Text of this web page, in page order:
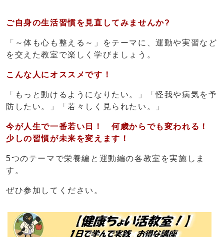
ご自身の生活習慣を見直してみませんか?
「～体も心も整える～」をテーマに、運動や実習など
を交えた教室で楽しく学びましょう。
こんな人にオススメです！
「もっと動けるようになりたい。」「怪我や病気を予
防したい。」「若々しく見られたい。」
今が人生で一番若い日！ 何歳からでも変われる！
少しの習慣が未来を変えます！
5つのテーマで栄養編と運動編の各教室を実施しま
す。
ぜひ参加してください。